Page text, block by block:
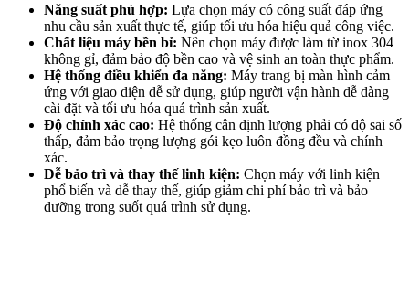
Năng suất phù hợp: Lựa chọn máy có công suất đáp ứng
nhu cầu sản xuất thực tế, giúp tối ưu hóa hiệu quả công việc.
Chất liệu máy bền bỉ: Nên chọn máy được làm từ inox 304
không gỉ, đảm bảo độ bền cao và vệ sinh an toàn thực phẩm.
Hệ thống điều khiển đa năng: Máy trang bị màn hình cảm
ứng với giao diện dễ sử dụng, giúp người vận hành dễ dàng
cài đặt và tối ưu hóa quá trình sản xuất.
Độ chính xác cao: Hệ thống cân định lượng phải có độ sai số
thấp, đảm bảo trọng lượng gói kẹo luôn đồng đều và chính
xác.
Dễ bảo trì và thay thế linh kiện: Chọn máy với linh kiện
phổ biến và dễ thay thế, giúp giảm chi phí bảo trì và bảo
dưỡng trong suốt quá trình sử dụng.